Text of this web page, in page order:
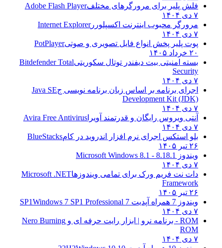
فلش پلیر برای مرورگرهای مختلفAdobe Flash Player
۷ دی ۱۴۰۴
مرورگر محبوب اینترنت اکسپلوررInternet Explorer
۷ دی ۱۴۰۴
پوت پلیر پخش انواع فایل تصویری و صوتیPotPlayer
۲۰ خرداد ۱۴۰۵
بسته امنیتی بیت دیفندر توتال سکوریتیBitdefender Total
Security
۷ دی ۱۴۰۴
اجرای برنامه بر اساس زبان برنامه نویسی جJava SE
Development Kit (JDK)
۷ دی ۱۴۰۴
آنتی ویروس رایگان و قدرتمند آویرا Avira Free Antivirus
۷ دی ۱۴۰۴
بلو استکس اجرای نرم افزار اندروید در کامBlueStacks
۲۶ تیر ۱۴۰۵
ویندوز 8.1
8.1 - Microsoft Windows 8.1
۷ دی ۱۴۰۴
دات نت فریم ورک برای تمامی ویندوزهاMicrosoft .NET
Framework
۲۶ تیر ۱۴۰۵
ویندوز 7 همراه آپدیت 7 SP1
Windows 7 SP1 Professional
۷ دی ۱۴۰۴
ROM - برنامه نرو | ابزار رایت حرفه ای و
Nero Burning
ROM
۷ دی ۱۴۰۴